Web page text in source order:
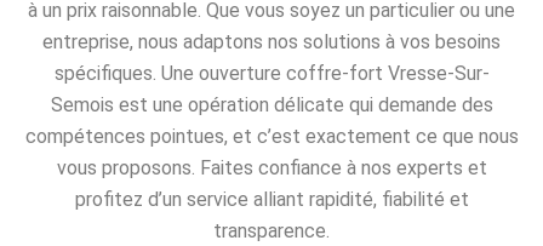
à un prix raisonnable. Que vous soyez un particulier ou une
entreprise, nous adaptons nos solutions à vos besoins
spécifiques. Une ouverture coffre-fort Vresse-Sur-
Semois est une opération délicate qui demande des
compétences pointues, et c’est exactement ce que nous
vous proposons. Faites confiance à nos experts et
profitez d’un service alliant rapidité, fiabilité et
transparence.